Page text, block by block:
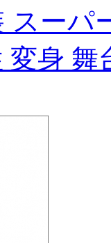
スーパ
身 舞